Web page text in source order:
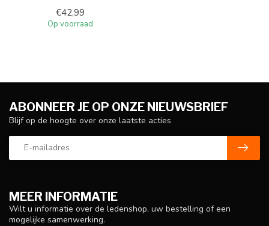
€42,99
Op voorraad
MEER INFORMATIE
Wilt u informatie over de ledenshop, uw bestelling of een
mogelijke samenwerking.
ABONNEER JE OP ONZE NIEUWSBRIEF
Blijf op de hoogte over onze laatste acties